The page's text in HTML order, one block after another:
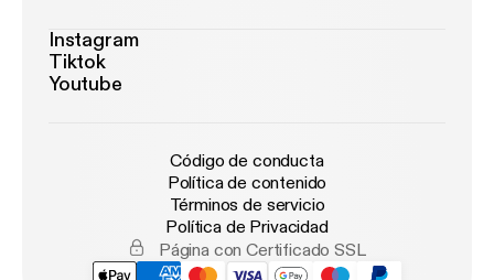
Instagram
Tiktok
Youtube
Código de conducta
Política de contenido
Términos de servicio
Política de Privacidad
Página con Certificado SSL